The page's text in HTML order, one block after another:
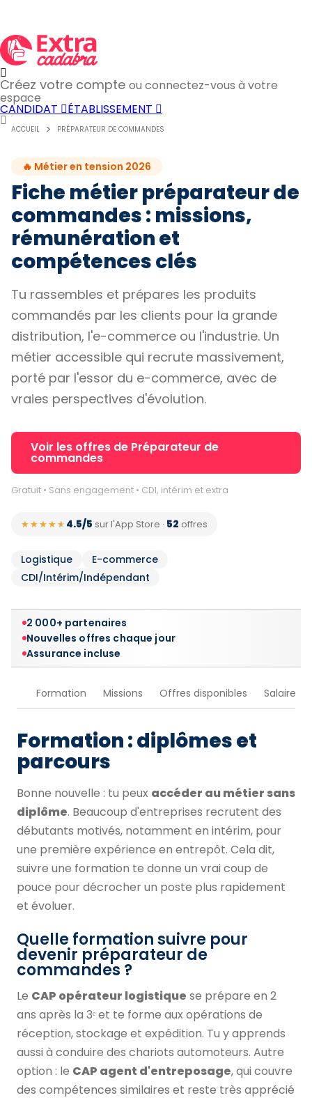
Créez votre compte ou connectez-vous à votre
espace
CANDIDAT ÉTABLISSEMENT
ACCUEIL PRÉPARATEUR DE COMMANDES
🔥 Métier en tension 2026
Fiche métier préparateur de
commandes : missions,
rémunération et
compétences clés
Tu rassembles et prépares les produits
commandés par les clients pour la grande
distribution, l'e-commerce ou l'industrie. Un
métier accessible qui recrute massivement,
porté par l'essor du e-commerce, avec de
vraies perspectives d'évolution.
Voir les offres de Préparateur de
commandes
Gratuit • Sans engagement • CDI, intérim et extra
★★★★★
★★★★★ 4.5/5 sur l'App Store · 52 offres
Logistique
E-commerce
CDI/Intérim/Indépendant
2 000+ partenaires
Nouvelles offres chaque jour
Assurance incluse
Formation Missions Offres disponibles Salaire
Formation : diplômes et
parcours
Bonne nouvelle : tu peux accéder au métier sans
diplôme. Beaucoup d'entreprises recrutent des
débutants motivés, notamment en intérim, pour
une première expérience en entrepôt. Cela dit,
suivre une formation te donne un vrai coup de
pouce pour décrocher un poste plus rapidement
et évoluer.
Quelle formation suivre pour
devenir préparateur de
commandes ?
Le CAP opérateur logistique se prépare en 2
ans après la 3ᵉ et te forme aux opérations de
réception, stockage et expédition. Tu y apprends
aussi à conduire des chariots automoteurs. Autre
option : le CAP agent d'entreposage, qui couvre
des compétences similaires et reste très apprécié